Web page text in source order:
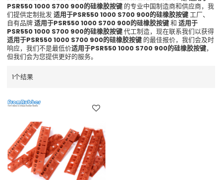
PSR550 1000 S700 900的硅橡胶按键 的专业中国制造商和供应商，我
们提供定制批发适用于PSR550 1000 S700 900的硅橡胶按键工厂、
自有品牌适用于PSR550 1000 S700 900的硅橡胶按键和适用于
PSR550 1000 S700 900的硅橡胶按键代工制造，现在联系我们以获得
适用于PSR550 1000 S700 900的硅橡胶按键 的最佳报价，我们会及时
响应，我们不是最低价适用于PSR550 1000 S700 900的硅橡胶按键，
但我们会为您提供更好的服务。
1个结果